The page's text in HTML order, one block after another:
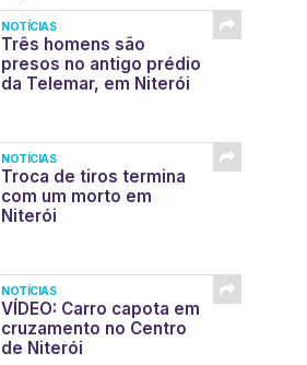
NOTÍCIAS
Três homens são
presos no antigo prédio
da Telemar, em Niterói
NOTÍCIAS
Troca de tiros termina
com um morto em
Niterói
NOTÍCIAS
VÍDEO: Carro capota em
cruzamento no Centro
de Niterói